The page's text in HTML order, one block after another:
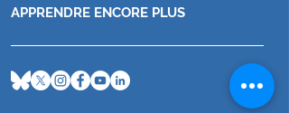
APPRENDRE ENCORE PLUS